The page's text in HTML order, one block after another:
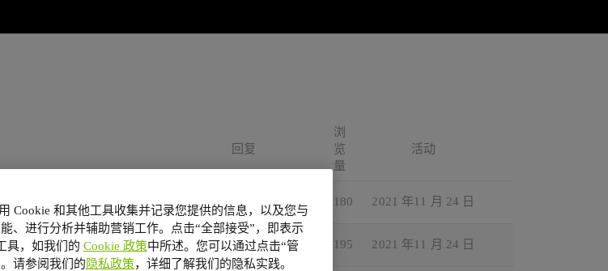
回复
浏
览
量
活动
1 180 2021 年11 月 24 日
1 195 2021 年11 月 24 日
Cookie 和其他工具收集并记录您提供的信息，以及您与
、进行分析并辅助营销工作。点击“全部接受”，即表示
具，如我们的 Cookie 政策中所述。您可以通过点击“管
请参阅我们的隐私政策，详细了解我们的隐私实践。